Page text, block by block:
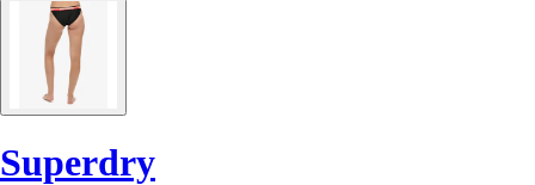
Superdry